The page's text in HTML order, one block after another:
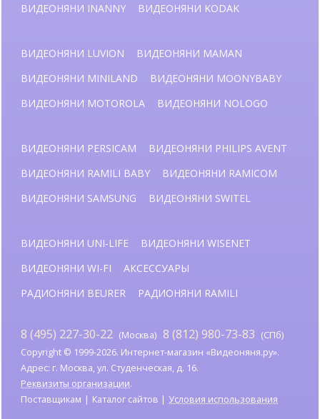
ВИДЕОНЯНИ INANNY
ВИДЕОНЯНИ KODAK
ВИДЕОНЯНИ LUVION
ВИДЕОНЯНИ MAMAN
ВИДЕОНЯНИ MINILAND
ВИДЕОНЯНИ MOONYBABY
ВИДЕОНЯНИ MOTOROLA
ВИДЕОНЯНИ NOLOGO
ВИДЕОНЯНИ PERSICAM
ВИДЕОНЯНИ PHILIPS AVENT
ВИДЕОНЯНИ RAMILI BABY
ВИДЕОНЯНИ RAMICOM
ВИДЕОНЯНИ SAMSUNG
ВИДЕОНЯНИ SWITEL
ВИДЕОНЯНИ UNI-LIFE
ВИДЕОНЯНИ WISENET
ВИДЕОНЯНИ WI-FI
АКСЕССУАРЫ
РАДИОНЯНИ BEURER
РАДИОНЯНИ RAMILI
8 (495) 227-30-22 (Москва) 8 (812) 980-73-83 (СПб)
Copyright © 1999-2026. Интернет-магазин «Видеоняня.ру».
Адрес: г. Москва, ул. Студенческая, д. 16.
Реквизиты организации.
Поставщикам
Каталог сайтов Условия использования